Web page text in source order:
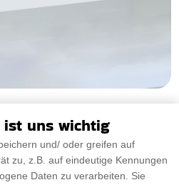
ansprechenden Figuren mit
der Eleganz und Mitg
uns wichtig
und/ oder greifen auf
zu, z.B. auf eindeutige Kennungen
Daten zu verarbeiten. Sie